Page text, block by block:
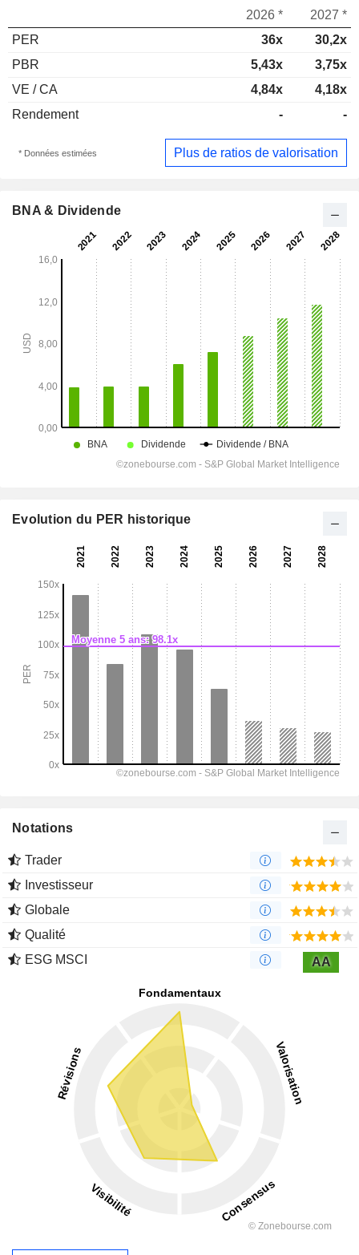
2026 *
2027 *
PER
36x
30,2x
PBR
5,43x
3,75x
VE / CA
4,84x
4,18x
Rendement
- -
* Données estimées Plus de ratios de valorisation
BNA & Dividende
Evolution du PER historique
Notations
Trader
Investisseur
Globale
Qualité
ESG MSCI
AA